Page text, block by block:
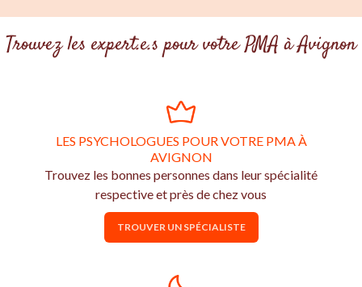
Trouvez les expert.e.s pour votre PMA à Avignon
LES PSYCHOLOGUES POUR VOTRE PMA À
AVIGNON
Trouvez les bonnes personnes dans leur spécialité
respective et près de chez vous
TROUVER UN SPÉCIALISTE